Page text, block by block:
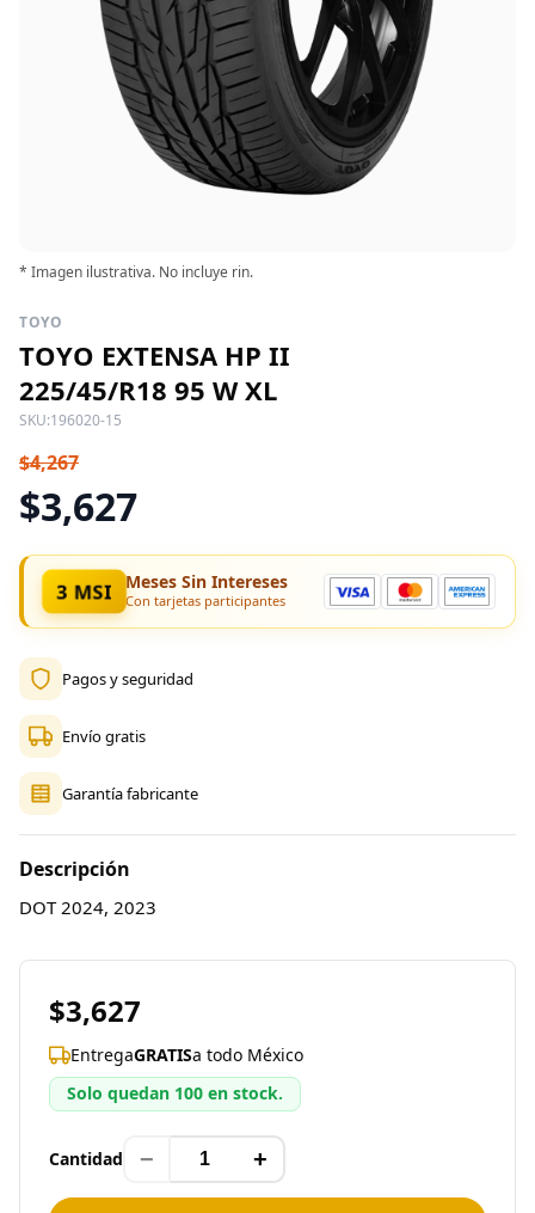
* Imagen ilustrativa. No incluye rin.
TOYO
TOYO EXTENSA HP II
225/45/R18 95 W XL
SKU:196020-15
$4,267
$3,627
3 MSI Meses Sin Intereses
Con tarjetas participantes
Pagos y seguridad
Envío gratis
Garantía fabricante
Descripción
DOT 2024, 2023
$3,627
EntregaGRATISa todo México
Solo quedan 100 en stock.
Cantidad − +